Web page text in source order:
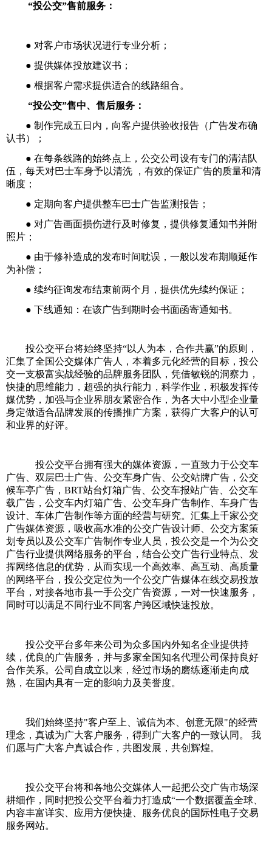
“投公交”售前服务：
● 对客户市场状况进行专业分析；
● 提供媒体投放建议书；
● 根据客户需求提供适合的线路组合。
“投公交”售中、售后服务：
● 制作完成五日内，向客户提供验收报告（广告发布确
认书）；
● 在每条线路的始终点上，公交公司设有专门的清洁队
伍，每天对巴士车身予以清洗 ，有效的保证广告的质量和清
晰度；
● 定期向客户提供整车巴士广告监测报告；
● 对广告画面损伤进行及时修复，提供修复通知书并附
照片；
● 由于修补造成的发布时间耽误，一般以发布期顺延作
为补偿；
● 续约征询发布结束前两个月，提供优先续约保证；
● 下线通知：在该广告到期时会书面函寄通知书。
投公交平台将始终坚持“以人为本，合作共赢”的原则，
汇集了全国公交媒体广告人，本着多元化经营的目标，投公
交一支极富实战经验的品牌服务团队，凭借敏锐的洞察力，
快捷的思维能力，超强的执行能力，科学作业，积极发挥传
媒优势，加强与企业界朋友紧密合作，为各大中小型企业量
身定做适合品牌发展的传播推广方案，获得广大客户的认可
和业界的好评。
投公交平台拥有强大的媒体资源，一直致力于公交车
广告、双层巴士广告、公交车身广告、公交站牌广告，公交
候车亭广告，BRT站台灯箱广告、公交车报站广告、公交车
载广告，公交车内灯箱广告、公交车身广告制作、车身广告
设计、车体广告制作等方面的经营与研究。汇集上千家公交
广告媒体资源，吸收高水准的公交广告设计师、公交方案策
划专员以及公交车广告制作专业人员，投公交是一个为公交
广告行业提供网络服务的平台，结合公交广告行业特点、发
挥网络信息的优势，从而实现一个高效率、高互动、高质量
的网络平台，投公交定位为一个公交广告媒体在线交易投放
平台，对接各地市县一手公交广告资源，一对一快速服务，
同时可以满足不同行业不同客户跨区域快速投放。
投公交平台多年来公司为众多国内外知名企业提供持
续，优良的广告服务，并与多家全国知名代理公司保持良好
合作关系。公司自成立以来，经过市场的磨练逐渐走向成
熟，在国内具有一定的影响力及美誉度。
我们始终坚持"客户至上、诚信为本、创意无限"的经营
理念，真诚为广大客户服务，得到广大客户的一致认同。 我
们愿与广大客户真诚合作，共图发展，共创辉煌。
投公交平台将和各地公交媒体人一起把公交广告市场深
耕细作，同时把投公交平台着力打造成“一个数据覆盖全球、
内容丰富详实、应用方便快捷、服务优良的国际性电子交易
服务网站。